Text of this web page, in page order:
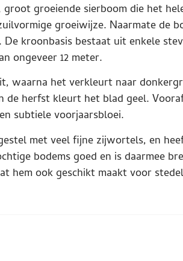
groot groeiende sierboom die het
groeiwijze. Naarmate de
kroonbasis bestaat uit enkele
ongeveer 12 meter.
het verkleurt naar
de herfst kleurt het blad geel.
subtiele voorjaarsbloei.
met veel fijne zijwortels, en
bodems goed en is daarmee
ook geschikt maakt voor